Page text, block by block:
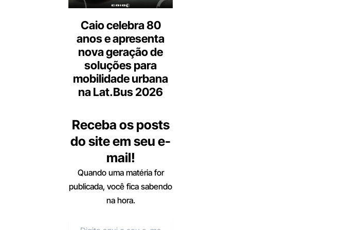
Caio celebra 80
anos e apresenta
nova geração de
soluções para
mobilidade urbana
na Lat.Bus 2026
Receba os posts
do site em seu e-
mail!
Quando uma matéria for
publicada, você fica sabendo
na hora.